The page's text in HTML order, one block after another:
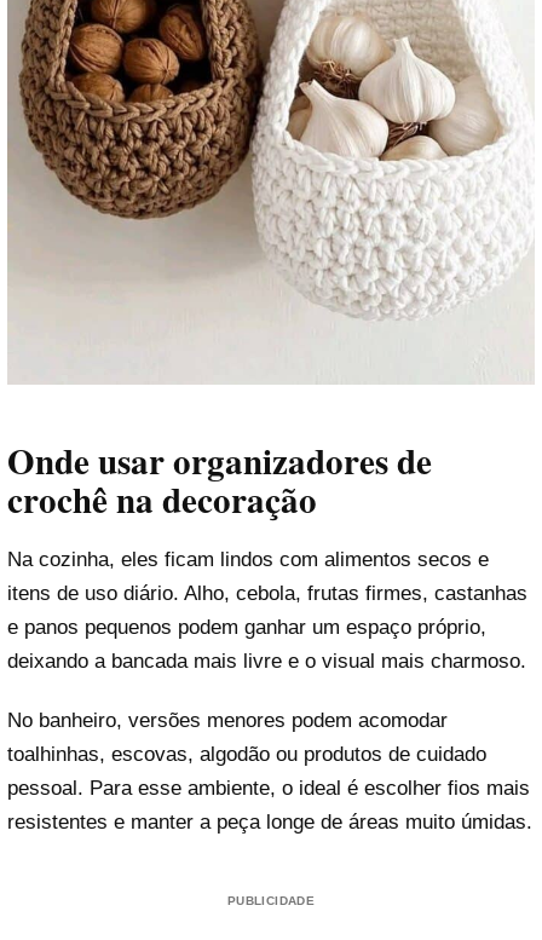
Onde usar organizadores de
crochê na decoração
Na cozinha, eles ficam lindos com alimentos secos e
itens de uso diário. Alho, cebola, frutas firmes, castanhas
e panos pequenos podem ganhar um espaço próprio,
deixando a bancada mais livre e o visual mais charmoso.
No banheiro, versões menores podem acomodar
toalhinhas, escovas, algodão ou produtos de cuidado
pessoal. Para esse ambiente, o ideal é escolher fios mais
resistentes e manter a peça longe de áreas muito úmidas.
PUBLICIDADE